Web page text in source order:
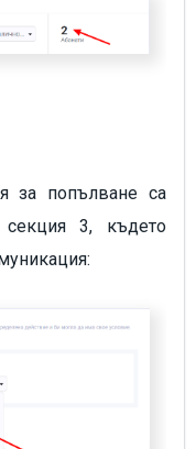
за попълване са
секция 3, където